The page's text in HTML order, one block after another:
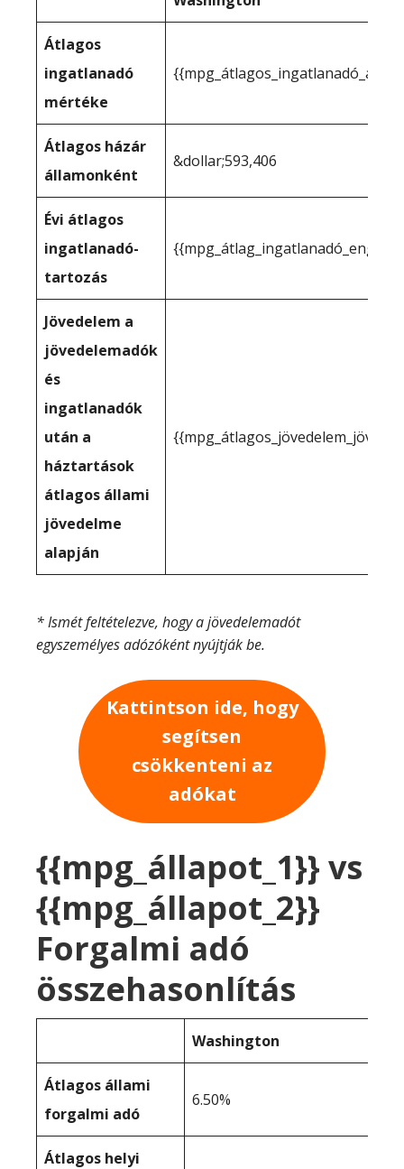
Átlagos
ingatlanadó
mértéke
Átlagos házár
államonként
&dollar;593,406
Évi átlagos
ingatlanadó-
tartozás
Jövedelem a
jövedelemadók
és
ingatlanadók
után a
háztartások
átlagos állami
jövedelme
alapján
* Ismét feltételezve, hogy a jövedelemadót
egyszemélyes adózóként nyújtják be.
Kattintson ide, hogy
segítsen
csökkenteni az
adókat
{{mpg_állapot_1}} vs
{{mpg_állapot_2}}
Forgalmi adó
összehasonlítás
Washington
Átlagos állami
forgalmi adó
6.50%
Átlagos helyi